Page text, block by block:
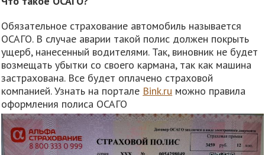
Обязательное страхование автомобиль называется
ОСАГО. В случае аварии такой полис должен покрыть
ущерб, нанесенный водителями. Так, виновник не будет
возмещать убытки со своего кармана, так как машина
застрахована. Все будет оплачено страховой
компанией. Узнать на портале Bink.ru можно правила
оформления полиса ОСАГО